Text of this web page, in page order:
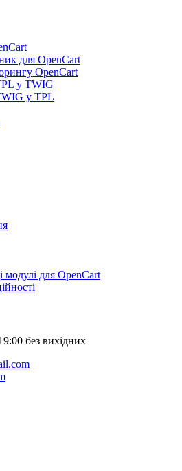
для OpenCart
OpenCart
у TWIG
у TPL
модулі для OpenCart
без вихідних